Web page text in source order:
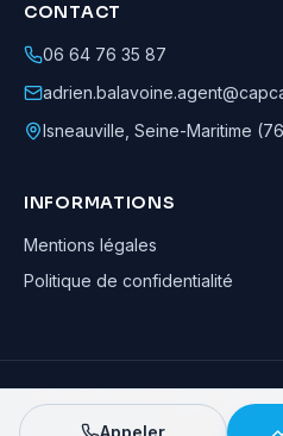
CONTACT
06 64 76 35 87
Isneauville Seine-Maritime
INFORMATIONS
Mentions légales
Politique de confidentialité
Adrien Balavoine—Agent
· Tous
Appeler